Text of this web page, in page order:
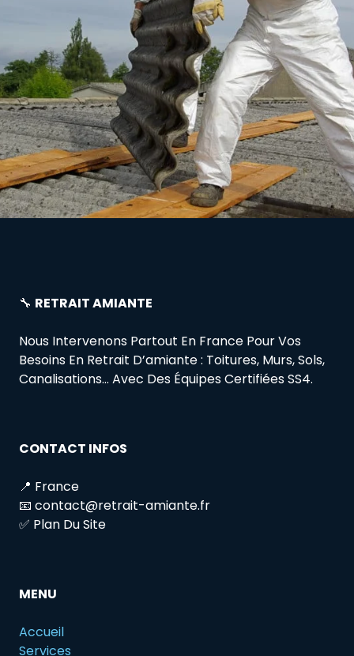
🔧 RETRAIT AMIANTE
Nous Intervenons Partout En France Pour Vos
Besoins En Retrait D’amiante : Toitures, Murs, Sols,
Canalisations… Avec Des Équipes Certifiées SS4.
CONTACT INFOS
📍 France
📧 contact@retrait-amiante.fr
✅ Plan Du Site
MENU
Accueil
Services